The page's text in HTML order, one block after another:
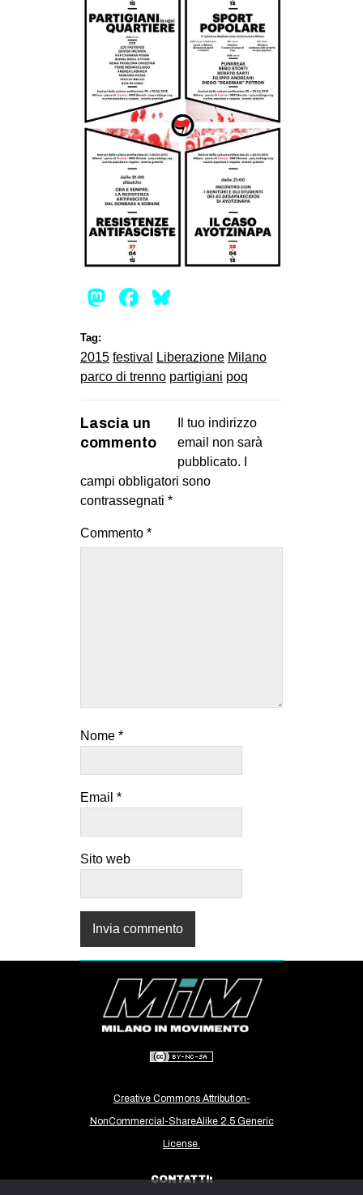
Mastodon
Facebook
Tag:
2015 festival Liberazione Milano
parco di trenno partigiani poq
Lascia un
commento
Il tuo indirizzo
email non sarà
pubblicato.
campi obbligatori sono
contrassegnati *
Commento *
Nome *
Email *
Sito web
Creative Commons Attribution-
NonCommercial-ShareAlike 2.5 Generic
License.
CONTATTI: